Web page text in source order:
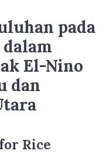
pada
El-Nino
dan
Rice